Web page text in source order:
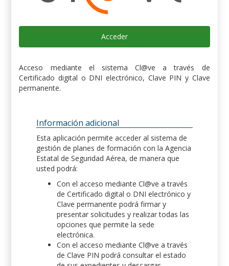
Acceder
Acceso mediante el sistema Cl@ve a través de
Certificado digital o DNI electrónico, Clave PIN y Clave
permanente.
Información adicional
Esta aplicación permite acceder al sistema de
gestión de planes de formación con la Agencia
Estatal de Seguridad Aérea, de manera que
usted podrá:
Con el acceso mediante Cl@ve a través
de Certificado digital o DNI electrónico y
Clave permanente podrá firmar y
presentar solicitudes y realizar todas las
opciones que permite la sede
electrónica.
Con el acceso mediante Cl@ve a través
de Clave PIN podrá consultar el estado